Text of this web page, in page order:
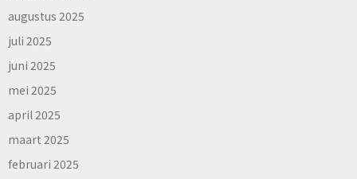
augustus 2025
juli 2025
juni 2025
mei 2025
april 2025
maart 2025
februari 2025